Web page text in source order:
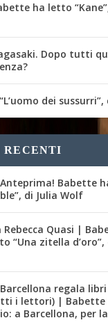
ha letto
Dopo tutti
dei
RECENTI
Anteprima! Babette
di Julia Wolf
Quasi |
“Una zitella d’oro”,
regala
i lettori) | Babette
a Barcellona, per